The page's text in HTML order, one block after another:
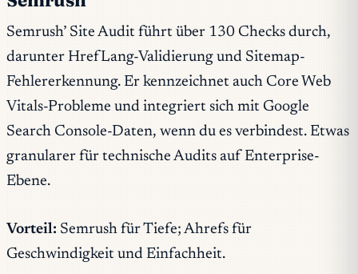
Semrush’ Site Audit führt über 130 Checks durch,
darunter HrefLang-Validierung und Sitemap-
Fehlererkennung. Er kennzeichnet auch Core Web
Vitals-Probleme und integriert sich mit Google
Search Console-Daten, wenn du es verbindest. Etwas
granularer für technische Audits auf Enterprise-
Ebene.
Vorteil: Semrush für Tiefe; Ahrefs für
Geschwindigkeit und Einfachheit.